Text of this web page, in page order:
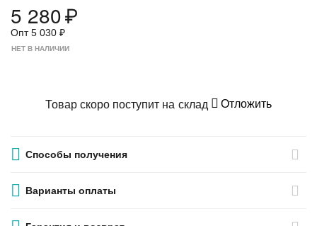
5 280₽
Опт5 030 ₽
НЕТ В НАЛИЧИИ
Товар скоро поступит на склад Отложить
Способы получения
Варианты оплаты